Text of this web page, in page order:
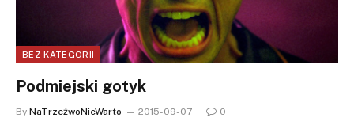
BEZ KATEGORII
Podmiejski gotyk
By NaTrzeźwoNieWarto 2015-09-07 0